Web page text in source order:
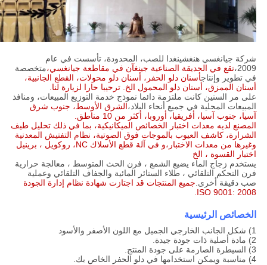
شركة جيانغسي هنغشينغدا للصب، المحدودة، تأسست في عام
2009، تقع في الحديقة الصناعية جينغآن في مقاطعة جيانغسي،متخصصة
في تطوير وإنتاجأسنان دلو الحفر، أسنان دلو محولات، القطع الجانبية،
أسنان الممزق، أسنان دلو المحمول الخ. ترحيبا حارا لزيارة لنا.
على مر السنين كانت ملتزمة دائما نموذج خدمة التوزيع المبيعات، ومنافذ
المبيعات المحلية في جميع أنحاء البلاد،الشرق الأوسط، جنوب شرق
آسيا، جنوب آسيا، أفريقيا، أوروبا، أكثر من 10 مناطق.
المصنع لديه معدات اختبار الخصائص الميكانيكية، بما في ذلك تحليل طيف
الشرارة، كاشف العيوب بالموجات فوق الصوتية، نظام التفتيش المعدنية
وغيرها من معدات الاختبار،و في آلة قطع الأسلاك NC، روكويل ، برينيل
اختبار القسوة ، الخ
يستخدم زجاج الماء يضيع الشمع ، فرن الحث المتوسط ، معالجة حرارية
فرن التحكم التلقائي ، طلاء الستائر المائية والجفاف التلقائي وعملية
صب دقيقة أخرى.جميع المنتجات قد اجتازت شهادة نظام إدارة الجودة
ISO 9001: 2008.
الخصائص الرئيسية
1) شكل الجانب الخارجي الجميل مع اللون الأصفر والأسود
2) مادة أصلية ذات جودة جيدة.
3) السيطرة الصارمة على جودة المنتج.
4) مناسبة ويمكن استخدامها في دلو الحفر الخاص بك.